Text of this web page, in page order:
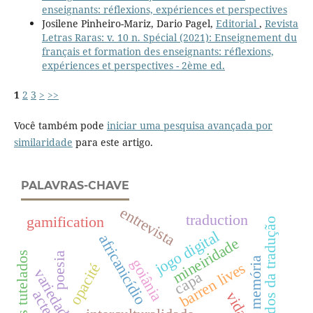
enseignants: réflexions, expériences et perspectives
Josilene Pinheiro-Mariz, Dario Pagel, Editorial , Revista
Letras Raras: v. 10 n. Spécial (2021): Enseignement du
français et formation des enseignants: réflexions,
expériences et perspectives - 2ème ed.
1 2 3 > >>
Você também pode iniciar uma pesquisa avançada por
similaridade para este artigo.
PALAVRAS-CHAVE
africanicídio
goiânia barren lives estudos da tradução
jogo digital
entrevista
opacité
traduction
gamification
poesia mineiridade
capa memória
actes